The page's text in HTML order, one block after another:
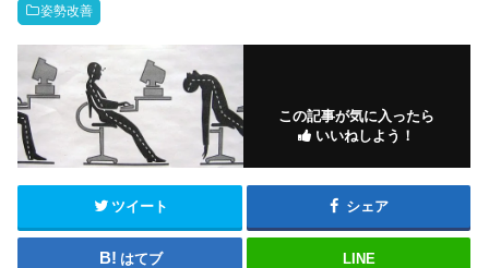
姿勢改善
この記事が気に入ったら
いいねしよう！
ツイート シェア
はてブ LINE